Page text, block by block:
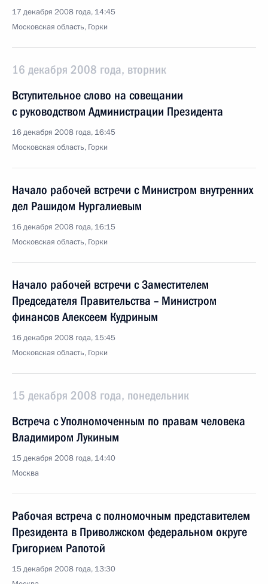
17 декабря 2008 года, 14:45
Московская область, Горки
16 декабря 2008 года, вторник
Вступительное слово на совещании
с руководством Администрации Президента
16 декабря 2008 года, 16:45
Московская область, Горки
Начало рабочей встречи с Министром внутренних
дел Рашидом Нургалиевым
16 декабря 2008 года, 16:15
Московская область, Горки
Начало рабочей встречи с Заместителем
Председателя Правительства – Министром
финансов Алексеем Кудриным
16 декабря 2008 года, 15:45
Московская область, Горки
15 декабря 2008 года, понедельник
Встреча с Уполномоченным по правам человека
Владимиром Лукиным
15 декабря 2008 года, 14:40
Москва
Рабочая встреча с полномочным представителем
Президента в Приволжском федеральном округе
Григорием Рапотой
15 декабря 2008 года, 13:30